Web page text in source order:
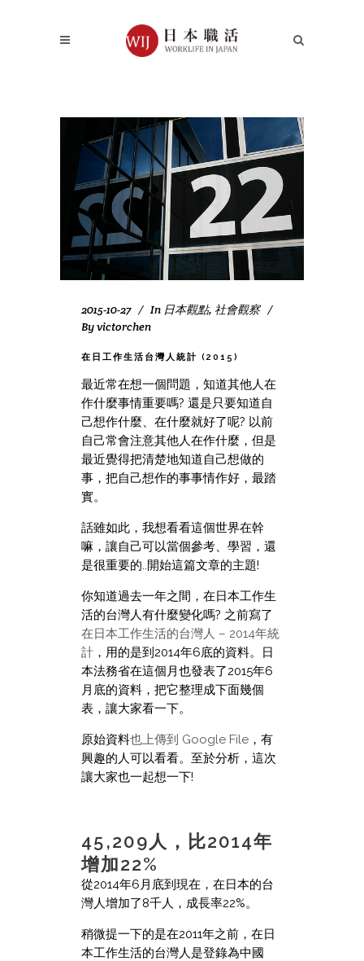
2015-10-27 In 日本觀點, 社會觀察
Byvictorchen
在日工作生活台灣人統計 (2015)
最近常在想一個問題，知道其他人在
作什麼事情重要嗎? 還是只要知道自
己想作什麼、在什麼就好了呢? 以前
自己常會注意其他人在作什麼，但是
最近覺得把清楚地知道自己想做的
事，把自己想作的事事情作好，最踏
實。
話雖如此，我想看看這個世界在幹
嘛，讓自己可以當個參考、學習，還
是很重要的..開始這篇文章的主題!
你知道過去一年之間，在日本工作生
活的台灣人有什麼變化嗎? 之前寫了
在日本工作生活的台灣人 – 2014年統
計 ，用的是到2014年6底的資料。日
本法務省在這個月也發表了2015年6
月底的資料，把它整理成下面幾個
表，讓大家看一下。
原始資料也上傳到 Google File ，有
興趣的人可以看看。至於分析，這次
讓大家也一起想一下!
45,209人，比2014年
增加22%
從2014年6月底到現在，在日本的台
灣人增加了8千人，成長率22%。
稍微提一下的是在2011年之前，在日
本工作生活的台灣人是登錄為中國